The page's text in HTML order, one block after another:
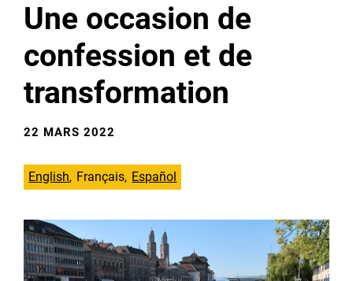
Une occasion de
confession et de
transformation
22 MARS 2022
English Français Español